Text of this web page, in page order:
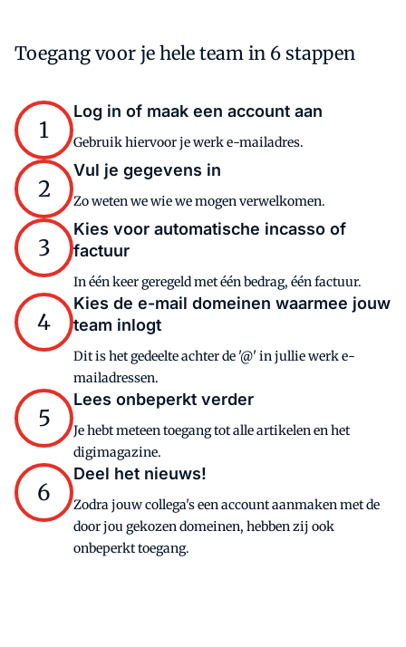
Toegang voor je hele team in 6 stappen
1
Log in of maak een account aan
Gebruik hiervoor je werk e-mailadres.
2
Vul je gegevens in
Zo weten we wie we mogen verwelkomen.
3
Kies voor automatische incasso of
factuur
In één keer geregeld met één bedrag, één factuur.
4
Kies de e-mail domeinen waarmee jouw
team inlogt
Dit is het gedeelte achter de '@' in jullie werk e-
mailadressen.
5
Lees onbeperkt verder
Je hebt meteen toegang tot alle artikelen en het
digimagazine.
6
Deel het nieuws!
Zodra jouw collega's een account aanmaken met de
door jou gekozen domeinen, hebben zij ook
onbeperkt toegang.